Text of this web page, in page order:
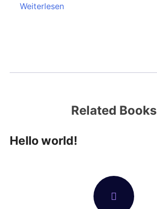
Weiterlesen
Related Books
Hello world!